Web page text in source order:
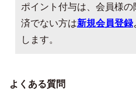
ポイント付与は、会員様
済でない方は新規会員登録
します。
よくある質問